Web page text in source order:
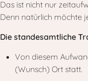
Das ist nicht nur
Denn natürlich möchte
Die standesamtliche
Von diesem
(Wunsch) Ort statt.